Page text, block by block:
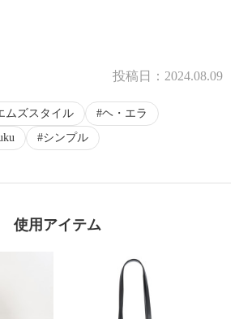
投稿日： 2024.08.09
ムズスタイル
ヘ・エラ
シンプル
使用アイテム